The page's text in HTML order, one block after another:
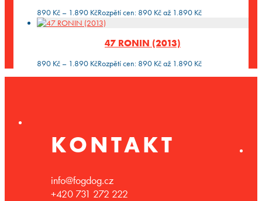
890 Kč – 1.890 KčRozpětí cen: 890 Kč až 1.890 Kč
47 RONIN (2013)
890 Kč – 1.890 KčRozpětí cen: 890 Kč až 1.890 Kč
KONTAKT
info@fogdog.cz
+420 731 272 222